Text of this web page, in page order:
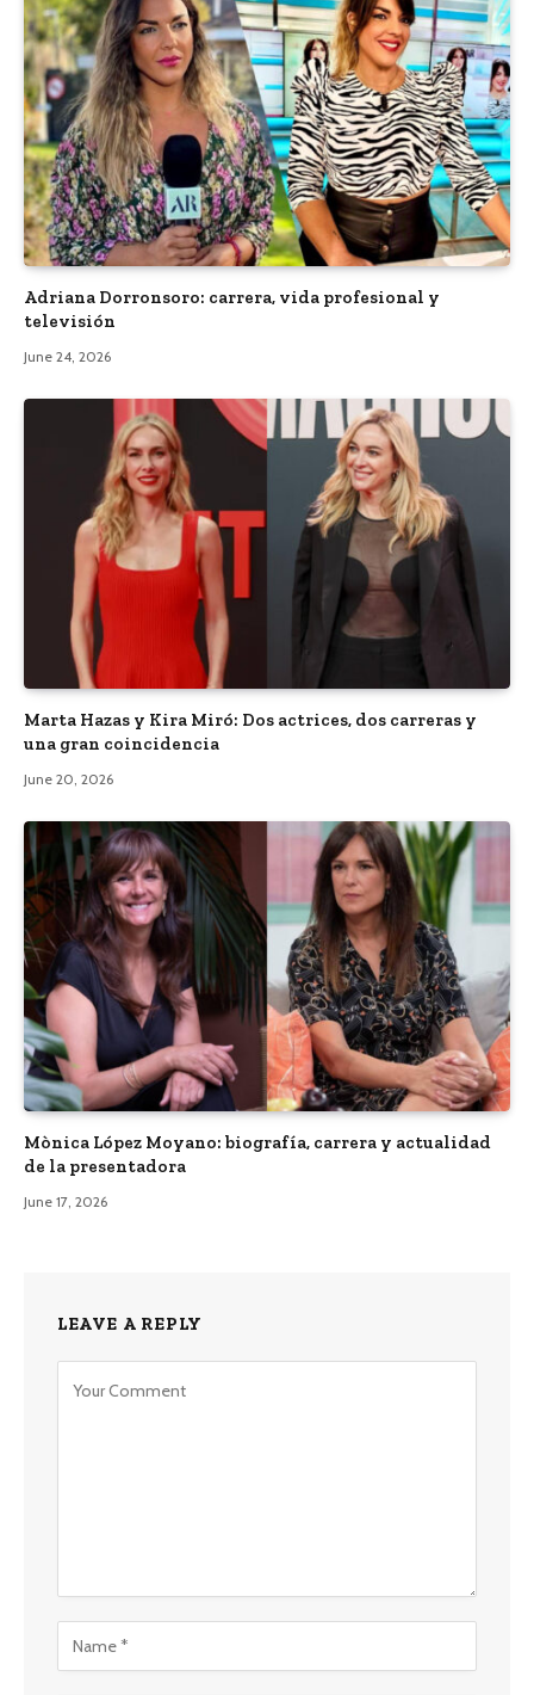
Adriana Dorronsoro: carrera, vida profesional y
televisión
June 24, 2026
Marta Hazas y Kira Miró: Dos actrices, dos carreras y
una gran coincidencia
June 20, 2026
Mònica López Moyano: biografía, carrera y actualidad
de la presentadora
June 17, 2026
LEAVE A REPLY